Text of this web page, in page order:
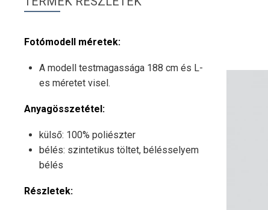
Fotómodell méretek:
A modell testmagassága 188 cm és L-
es méretet visel.
Anyagösszetétel:
külső: 100% poliészter
bélés: szintetikus töltet, bélésselyem
bélés
Részletek: